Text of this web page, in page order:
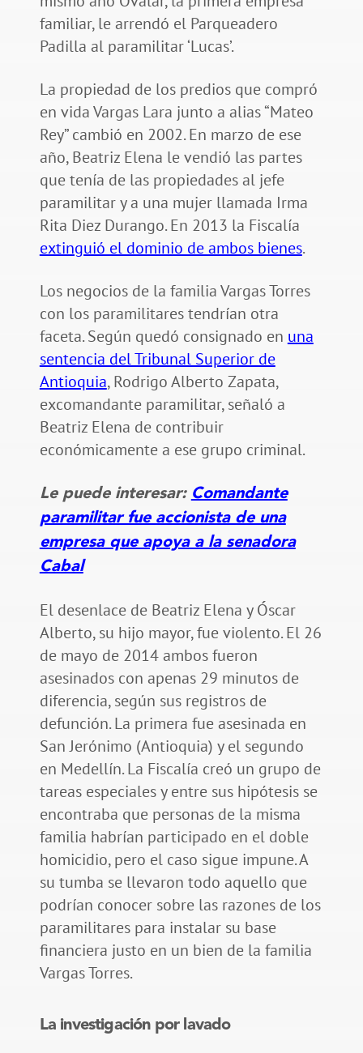
familiar, le arrendó el Parqueadero
Padilla al paramilitar ‘Lucas’.
La propiedad de los predios que compró
en vida Vargas Lara junto a alias “Mateo
Rey” cambió en 2002. En marzo de ese
año, Beatriz Elena le vendió las partes
que tenía de las propiedades al jefe
paramilitar y a una mujer llamada Irma
Rita Diez Durango. En 2013 la Fiscalía
extinguió el dominio de ambos bienes.
Los negocios de la familia Vargas Torres
con los paramilitares tendrían otra
faceta. Según quedó consignado en una
sentencia del Tribunal Superior de
Antioquia, Rodrigo Alberto Zapata,
excomandante paramilitar, señaló a
Beatriz Elena de contribuir
económicamente a ese grupo criminal.
Le puede interesar: Comandante
paramilitar fue accionista de una
empresa que apoya a la senadora
Cabal
El desenlace de Beatriz Elena y Óscar
Alberto, su hijo mayor, fue violento. El 26
de mayo de 2014 ambos fueron
asesinados con apenas 29 minutos de
diferencia, según sus registros de
defunción. La primera fue asesinada en
San Jerónimo (Antioquia) y el segundo
en Medellín. La Fiscalía creó un grupo de
tareas especiales y entre sus hipótesis se
encontraba que personas de la misma
familia habrían participado en el doble
homicidio, pero el caso sigue impune. A
su tumba se llevaron todo aquello que
podrían conocer sobre las razones de los
paramilitares para instalar su base
financiera justo en un bien de la familia
Vargas Torres.
La investigación por lavado